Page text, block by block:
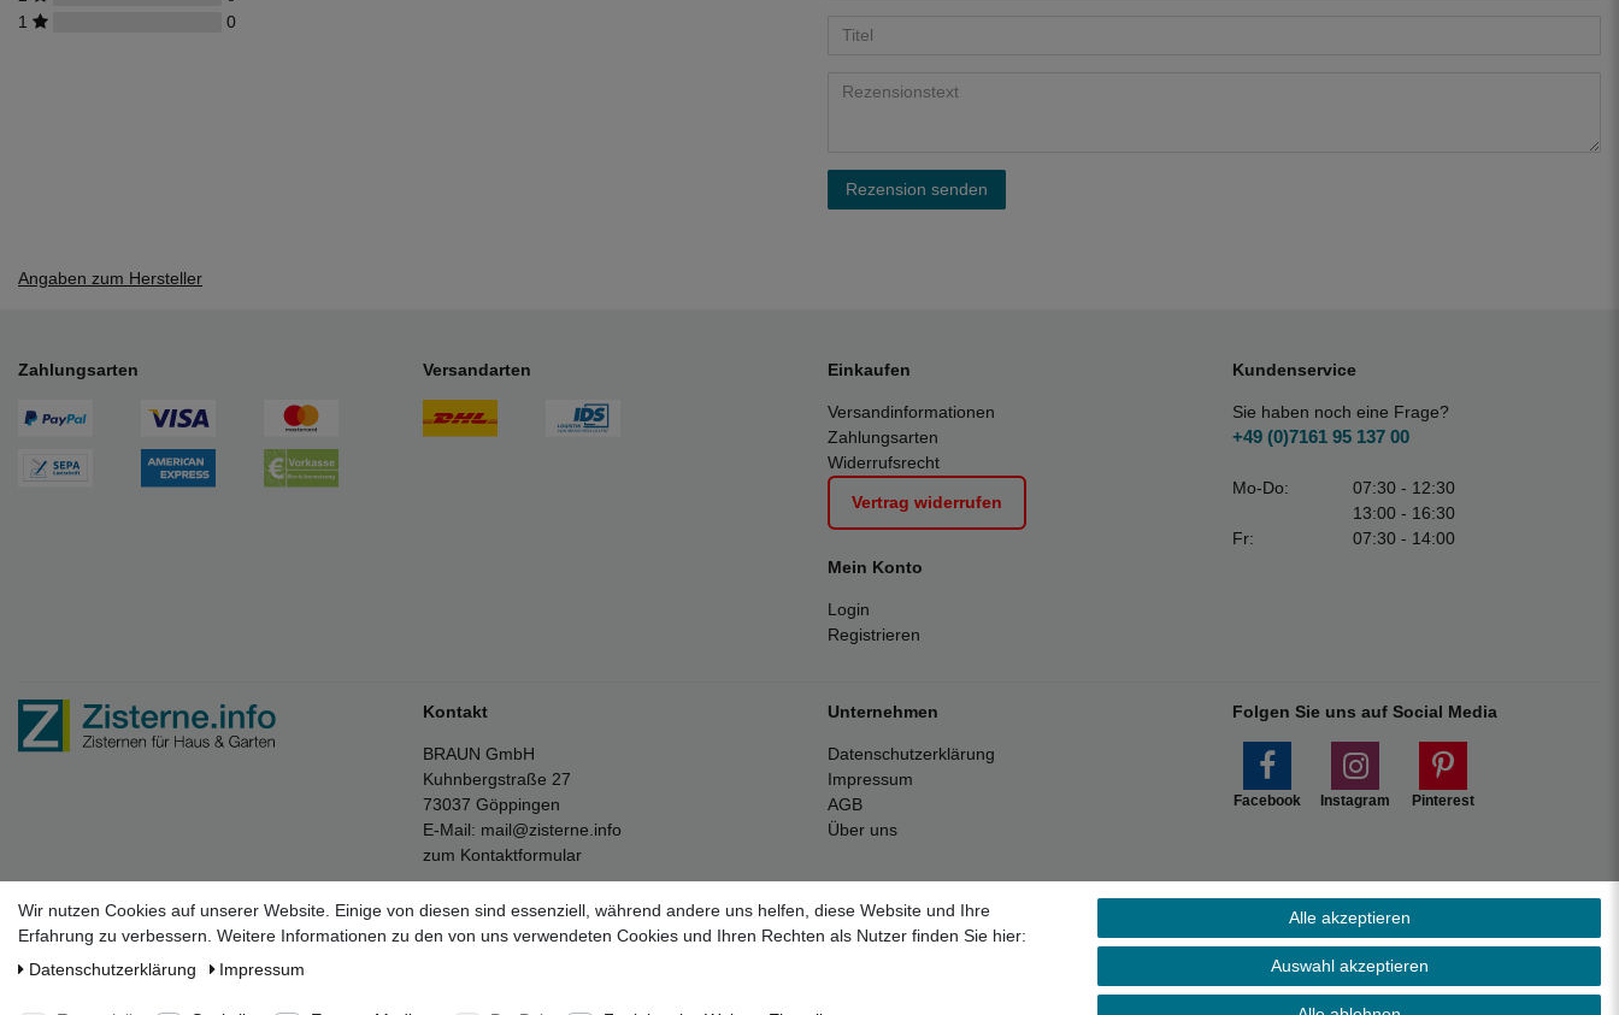
1
0
Rezension senden
Angaben zum Hersteller
Zahlungsarten Versandarten Einkaufen
Versandinformationen
Zahlungsarten
Widerrufsrecht
Vertrag widerrufen
Mein Konto
Login
Registrieren
Kundenservice
Sie haben noch eine Frage?
+49 (0)7161 95 137 00
Mo-Do:
07:30 - 12:30
13:00 - 16:30
Fr:
07:30 - 14:00
Kontakt
BRAUN GmbH
Kuhnbergstraße 27
73037 Göppingen
E-Mail: mail@zisterne.info
zum Kontaktformular
Unternehmen
Datenschutzerklärung
Impressum
AGB
Über uns
Folgen Sie uns auf Social Media
Facebook Instagram Pinterest
Alle Preise inkl. 19% Mehrwertsteuer.
* Die verkauften Stückzahlen beziehen sich auf die Verkäufe in unseren Shops und Marktplätzen.
** Der kostenlose Versand erfolgt ausschließlich innerhalb des deutschen Festlandes ohne Inseln.
Wir nutzen Cookies auf unserer Website. Einige von diesen sind essenziell, während andere uns helfen, diese Website und Ihre
Erfahrung zu verbessern. Weitere Informationen zu den von uns verwendeten Cookies und Ihren Rechten als Nutzer finden Sie hier:
Daten­schutz­erklärung
Impressum
Alle akzeptieren
Auswahl akzeptieren